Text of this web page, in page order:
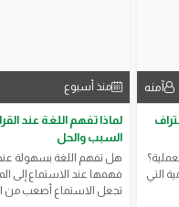
آمنه
التي
منذ أسبوع
لماذا تفهم اللغة عند
السبب والحل
هل تفهم اللغة بسهولة
فهمها عند الاستماع إلى
تجعل الاستماع أصعب من